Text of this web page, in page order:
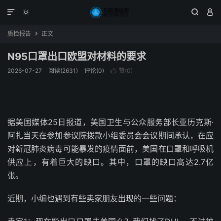
  

质检报告  正文
N95口罩出口欧盟对材料的要求
2026-07-27 阅读(2631) 评论(0)  赞(0)
据美国媒体25日报道，美国卫生与公众服务部长亚历克斯·
阿扎当天在参加参议院拨款小组委员会会议期间承认，在应
对新冠肺炎病毒可能暴发的疫情面前，美国在口罩和呼吸机
供应上，有着巨大的缺口。其中，口罩的缺口高达2.7亿
张。
近期，小编也遇到有些卖家朋友出现的一些问题：